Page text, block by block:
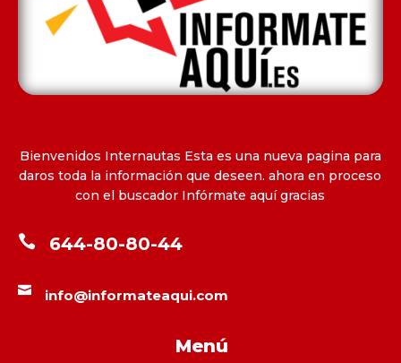
Bienvenidos Internautas Esta es una nueva pagina para
daros toda la información que deseen. ahora en proceso
con el buscador Infórmate aquí gracias
 644-80-80-44
 info@informateaqui.com
Menú